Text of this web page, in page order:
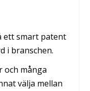
ett smart patent
i branschen.
och många
välja mellan